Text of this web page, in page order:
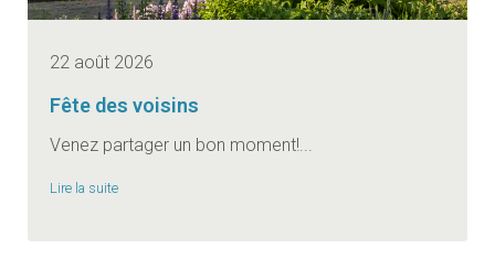
22 août 2026
Fête des voisins
Venez partager un bon moment!...
Lire la suite